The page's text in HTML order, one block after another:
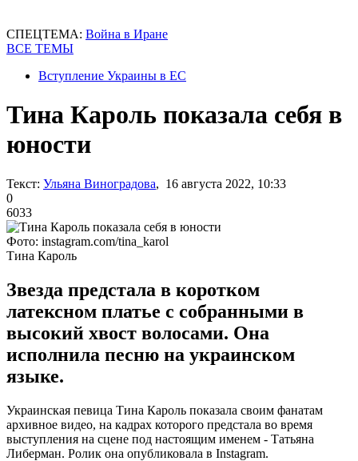
СПЕЦТЕМА: Война в Иране
ВСЕ ТЕМЫ
Вступление Украины в ЕС
Тина Кароль показала себя в
юности
Текст: Ульяна Виноградова, 16 августа 2022, 10:33
0
6033
Фото: instagram.com/tina_karol
Тина Кароль
Звезда предстала в коротком
латексном платье с собранными в
высокий хвост волосами. Она
исполнила песню на украинском
языке.
Украинская певица Тина Кароль показала своим фанатам
архивное видео, на кадрах которого предстала во время
выступления на сцене под настоящим именем - Татьяна
Либерман. Ролик она опубликовала в Instagram.